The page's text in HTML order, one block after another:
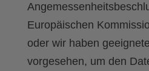
Europäischen
oder wir haben
vorgesehen, um den